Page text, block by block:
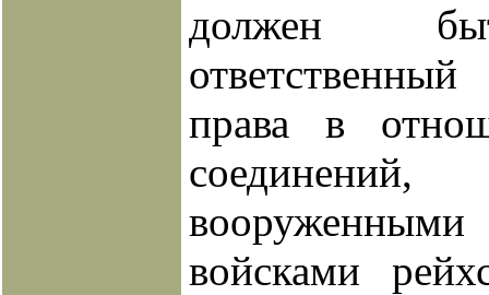
должен
права в
войсками